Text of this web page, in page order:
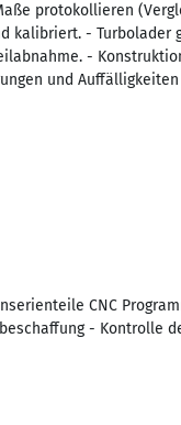
protokollieren
kalibriert. - Turbolader
-
und Auffälligkeiten
CNC
- Kontrolle